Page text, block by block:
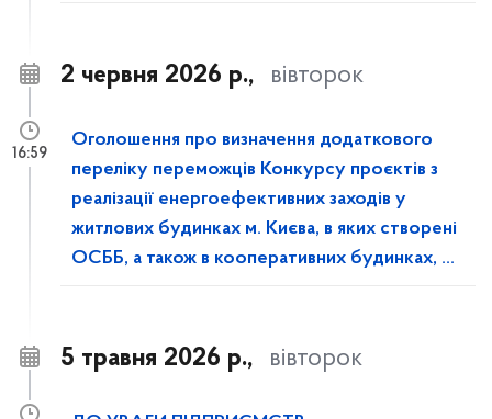
2 червня 2026 р., вівторок
Оголошення про визначення додаткового
переліку переможців Конкурсу проєктів з
реалізації енергоефективних заходів у
житлових будинках м. Києва, в яких створені
ОСББ, а також в кооперативних будинках, у
16:59
5 травня 2026 р., вівторок